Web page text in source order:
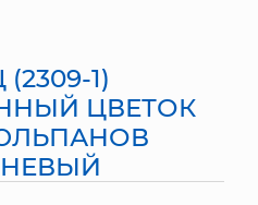
ЦВЕТЫ
1)
ЦВЕТОК